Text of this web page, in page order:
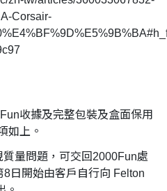
Corsair-
收據及完整包裝及盒面保用
如上。
量問題，可交回2000Fun處
日開始由客戶自行向 Felton